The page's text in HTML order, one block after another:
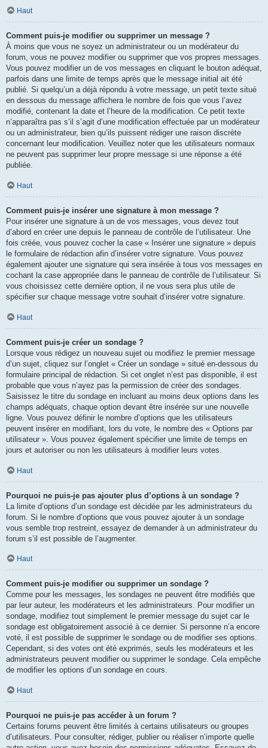
Haut
Comment puis-je modifier ou supprimer un message ?
À moins que vous ne soyez un administrateur ou un modérateur du
forum, vous ne pouvez modifier ou supprimer que vos propres messages.
Vous pouvez modifier un de vos messages en cliquant le bouton adéquat,
parfois dans une limite de temps après que le message initial ait été
publié. Si quelqu’un a déjà répondu à votre message, un petit texte situé
en dessous du message affichera le nombre de fois que vous l’avez
modifié, contenant la date et l’heure de la modification. Ce petit texte
n’apparaîtra pas s’il s’agit d’une modification effectuée par un modérateur
ou un administrateur, bien qu’ils puissent rédiger une raison discrète
concernant leur modification. Veuillez noter que les utilisateurs normaux
ne peuvent pas supprimer leur propre message si une réponse a été
publiée.
Haut
Comment puis-je insérer une signature à mon message ?
Pour insérer une signature à un de vos messages, vous devez tout
d’abord en créer une depuis le panneau de contrôle de l’utilisateur. Une
fois créée, vous pouvez cocher la case « Insérer une signature » depuis
le formulaire de rédaction afin d’insérer votre signature. Vous pouvez
également ajouter une signature qui sera insérée à tous vos messages en
cochant la case appropriée dans le panneau de contrôle de l’utilisateur. Si
vous choisissez cette dernière option, il ne vous sera plus utile de
spécifier sur chaque message votre souhait d’insérer votre signature.
Haut
Comment puis-je créer un sondage ?
Lorsque vous rédigez un nouveau sujet ou modifiez le premier message
d’un sujet, cliquez sur l’onglet « Créer un sondage » situé en-dessous du
formulaire principal de rédaction. Si cet onglet n’est pas disponible, il est
probable que vous n’ayez pas la permission de créer des sondages.
Saisissez le titre du sondage en incluant au moins deux options dans les
champs adéquats, chaque option devant être insérée sur une nouvelle
ligne. Vous pouvez définir le nombre d’options que les utilisateurs
peuvent insérer en modifiant, lors du vote, le nombre des « Options par
utilisateur ». Vous pouvez également spécifier une limite de temps en
jours et autoriser ou non les utilisateurs à modifier leurs votes.
Haut
Pourquoi ne puis-je pas ajouter plus d’options à un sondage ?
La limite d’options d’un sondage est décidée par les administrateurs du
forum. Si le nombre d’options que vous pouvez ajouter à un sondage
vous semble trop restreint, essayez de demander à un administrateur du
forum s’il est possible de l’augmenter.
Haut
Comment puis-je modifier ou supprimer un sondage ?
Comme pour les messages, les sondages ne peuvent être modifiés que
par leur auteur, les modérateurs et les administrateurs. Pour modifier un
sondage, modifiez tout simplement le premier message du sujet car le
sondage est obligatoirement associé à ce dernier. Si personne n’a encore
voté, il est possible de supprimer le sondage ou de modifier ses options.
Cependant, si des votes ont été exprimés, seuls les modérateurs et les
administrateurs peuvent modifier ou supprimer le sondage. Cela empêche
de modifier les options d’un sondage en cours.
Haut
Pourquoi ne puis-je pas accéder à un forum ?
Certains forums peuvent être limités à certains utilisateurs ou groupes
d’utilisateurs. Pour consulter, rédiger, publier ou réaliser n’importe quelle